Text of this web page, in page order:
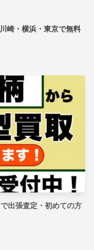
崎・横浜・東京で無料
出張査定・初めての方